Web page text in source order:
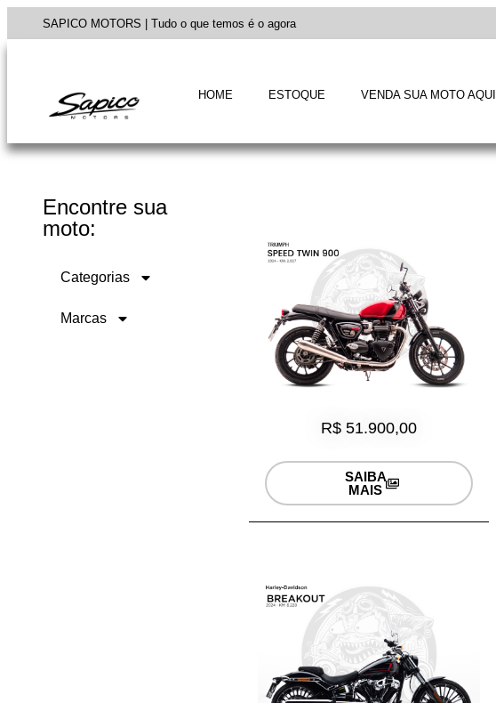
SAPICO MOTORS | Tudo o que temos é o agora
HOME ESTOQUE VENDA SUA MOTO AQUI
Encontre sua
moto:
Categorias
Marcas
R$ 51.900,00
SAIBA
MAIS